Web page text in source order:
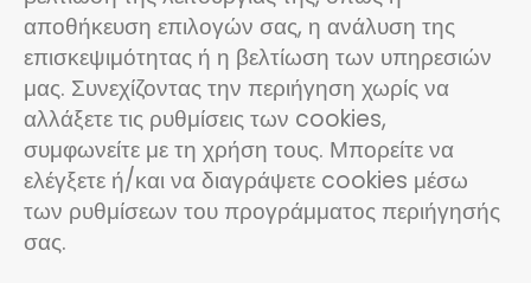
αποθήκευση επιλογών σας, η ανάλυση της
επισκεψιμότητας ή η βελτίωση των υπηρεσιών
μας. Συνεχίζοντας την περιήγηση χωρίς να
αλλάξετε τις ρυθμίσεις των cookies,
συμφωνείτε με τη χρήση τους. Μπορείτε να
ελέγξετε ή/και να διαγράψετε cookies μέσω
των ρυθμίσεων του προγράμματος περιήγησής
σας.